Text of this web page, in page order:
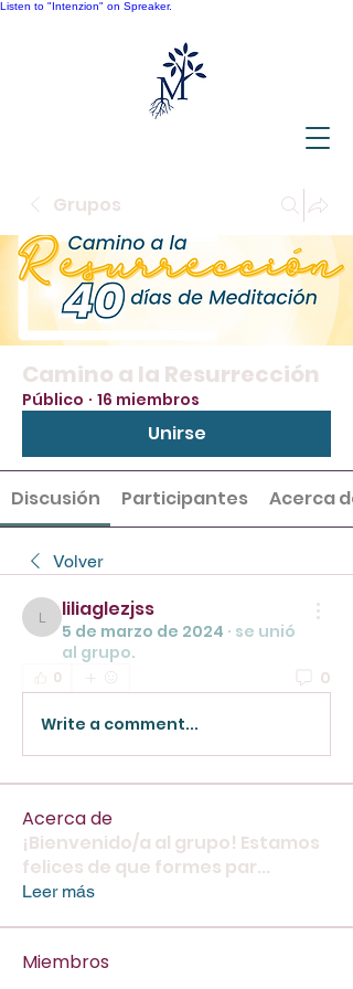
Listen to "Intenzion" on Spreaker.
Grupos
Camino a la Resurrección
Público · 16 miembros
Unirse
Discusión Participantes Acerca de
Volver
liliaglezjss
liliaglezjss
5 de marzo de 2024 · se unió
al grupo.
0 0
Write a comment...
Acerca de
¡Bienvenido/a al grupo! Estamos
felices de que formes par...
Leer más
Miembros